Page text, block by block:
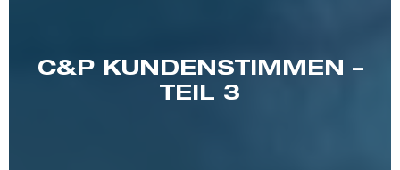
C&P KUNDENSTIMMEN –
TEIL 3